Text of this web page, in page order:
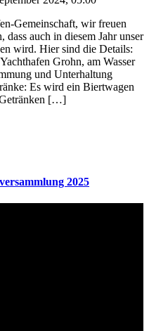
Gemeinschaft, wir freuen
auch in diesem Jahr unser
wird. Hier sind die Details:
Grohn, am Wasser
und Unterhaltung
Es wird ein Biertwagen
[…]
2025